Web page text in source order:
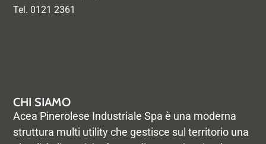
CHI SIAMO
Acea Pinerolese Industriale Spa è una moderna
struttura multi utility che gestisce sul territorio una
Tel. 0121 2361